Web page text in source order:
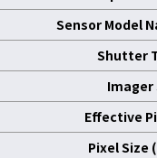
Sensor Model
Shutter
Imager
Effective
Pixel Size